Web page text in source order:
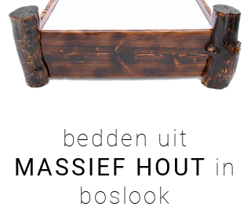
bedden uit
MASSIEF HOUT in
boslook